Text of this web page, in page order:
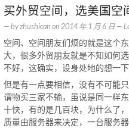
买外贸空间，选美国空
— byzhushican on 2014 年 1 月 6 日 —
空间、空间朋友们烦的就是这个
大，很多外贸朋友就是不知如何
不好，这确实，设身处地的想一
但是有一点要相信，没有不可能
谓物买三家不输，虽说是同一样
十快，有的是几百块，为什么了
质量由服务器来决定，一台服务